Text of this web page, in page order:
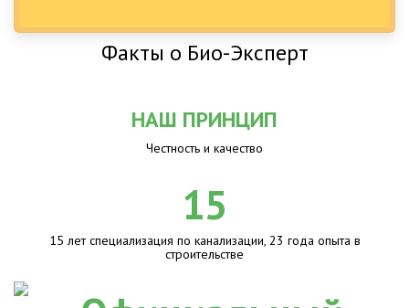
Факты о Био-Эксперт
НАШ ПРИНЦИП
Честность и качество
15
15 лет специализация по канализации, 23 года опыта в
строительстве